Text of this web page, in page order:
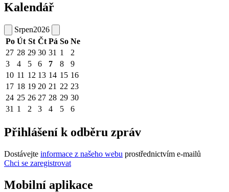
Kalendář
Srpen2026
Po Út St Čt Pá So Ne
27 28 29 30 31 1
2
3
4 5 6 7 8
9
10 11 12 13 14 15 16
17 18 19 20 21 22 23
24 25 26 27 28 29 30
31 1 2 3 4 5 6
Přihlášení k odběru zpráv
Dostávejte informace z našeho webu prostřednictvím e-mailů
Chci se zaregistrovat
Mobilní aplikace